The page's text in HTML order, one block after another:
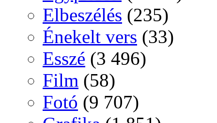
Elbeszélés (235)
Énekelt vers (33)
Esszé (3 496)
Film (58)
Fotó (9 707)